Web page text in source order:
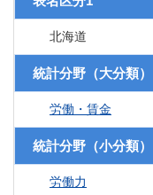
北海道
統計分野（大分類）
労働・賃金
統計分野（小分類）
労働力